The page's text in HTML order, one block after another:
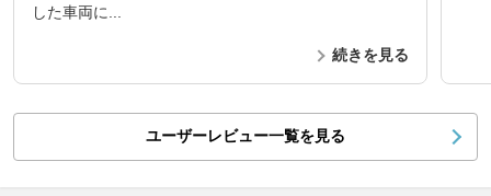
した車両に...
続きを見る
ユーザーレビュー一覧を見る